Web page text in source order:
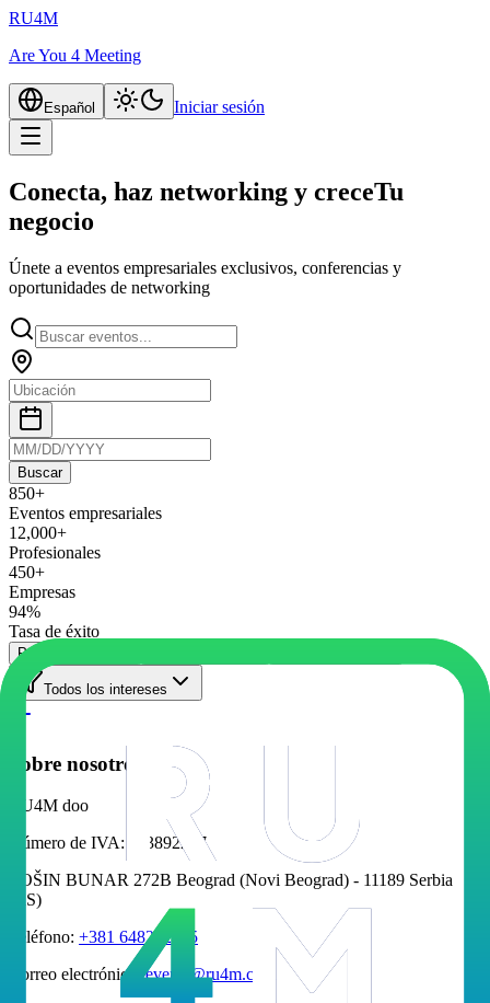
RU4M
Are You 4 Meeting
Español Iniciar sesión
Conecta, haz networking y creceTu
negocio
Únete a eventos empresariales exclusivos, conferencias y
oportunidades de networking
Buscar
850+
Eventos empresariales
12,000+
Profesionales
450+
Empresas
94%
Tasa de éxito
Próximos eventos
Todos los intereses
Sobre nosotros
RU4M doo
Número de IVA:
113892257
TOŠIN BUNAR 272B Beograd (Novi Beograd) - 11189 Serbia
(RS)
Teléfono: +381 648232885
Correo electrónico
events@ru4m.com